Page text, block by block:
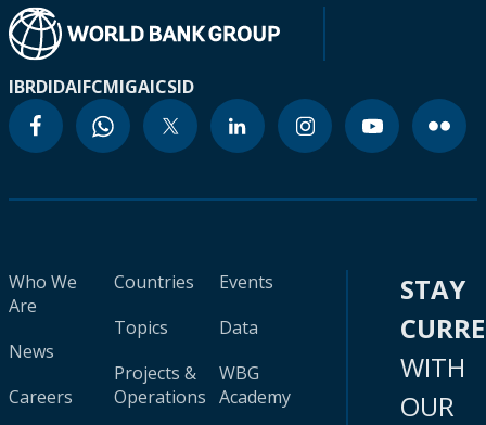
IBRDIDAIFCMIGAICSID
Who We
Are
News
Careers
Countries
Topics
Projects &
Operations
Events
Data
WBG
Academy
STAY
WITH
OUR